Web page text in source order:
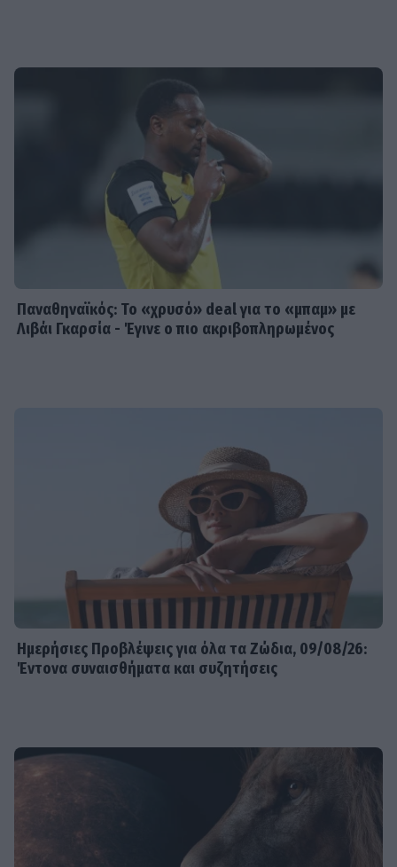
Παναθηναϊκός: Το «χρυσό» deal για το «μπαμ» με
Λιβάι Γκαρσία - Έγινε ο πιο ακριβοπληρωμένος
Ημερήσιες Προβλέψεις για όλα τα Ζώδια, 09/08/26:
Έντονα συναισθήματα και συζητήσεις